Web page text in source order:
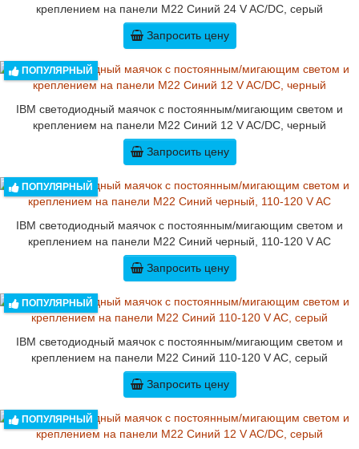
креплением на панели M22 Синий 24 V AC/DC, серый
Запросить цену
ПОПУЛЯРНЫЙ
IBM светодиодный маячок с постоянным/мигающим светом и
креплением на панели M22 Синий 12 V AC/DC, черный
Запросить цену
ПОПУЛЯРНЫЙ
IBM светодиодный маячок с постоянным/мигающим светом и
креплением на панели M22 Синий черный, 110-120 V AC
Запросить цену
ПОПУЛЯРНЫЙ
IBM светодиодный маячок с постоянным/мигающим светом и
креплением на панели M22 Синий 110-120 V AC, серый
Запросить цену
ПОПУЛЯРНЫЙ